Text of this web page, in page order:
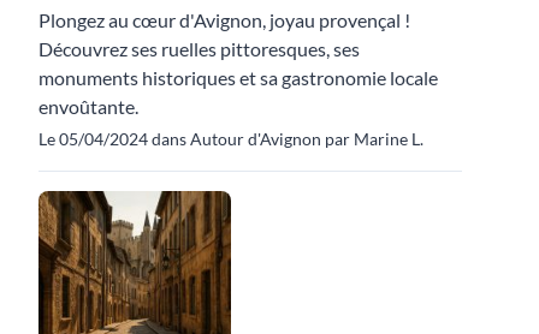
Plongez au cœur d'Avignon, joyau provençal !
Découvrez ses ruelles pittoresques, ses
monuments historiques et sa gastronomie locale
envoûtante.
Le 05/04/2024 dans Autour d'Avignon par Marine L.